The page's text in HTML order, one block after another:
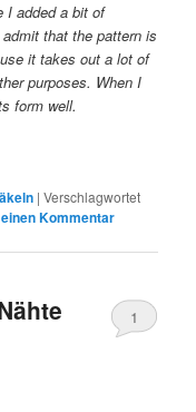
I added a bit of
that the pattern is
it takes out a lot of
purposes. When I
form well.
|Verschlagwortet
Kommentar
1